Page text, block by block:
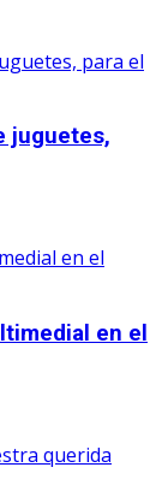
juguetes,
en el